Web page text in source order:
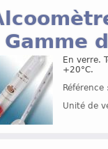
Gamme
En verre.
+20°C.
Unité de